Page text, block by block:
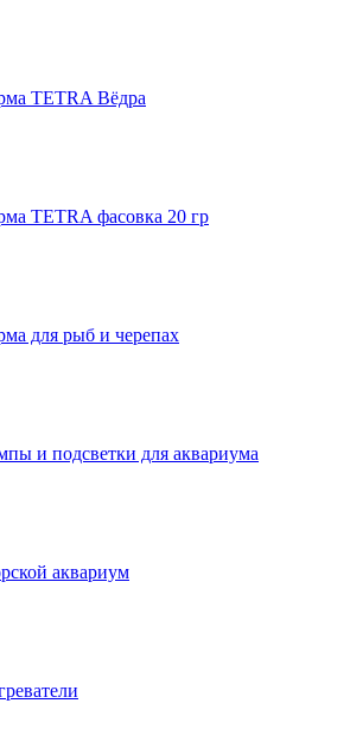
TETRA Вёдра
TETRA фасовка 20 гр
для рыб и черепах
и подсветки для аквариума
аквариум